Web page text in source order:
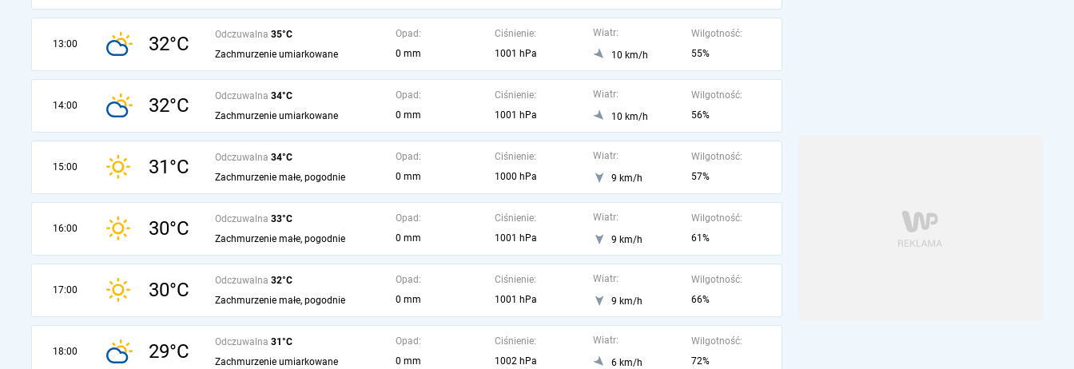
13:00 32°C Odczuwalna 35°C
Zachmurzenie umiarkowane
Opad:
0 mm
Ciśnienie:
1001 hPa
Wiatr:
10 km/h
Wilgotność:
55%
14:00 32°C Odczuwalna 34°C
Zachmurzenie umiarkowane
Opad:
0 mm
Ciśnienie:
1001 hPa
Wiatr:
10 km/h
Wilgotność:
56%
15:00 31°C Odczuwalna 34°C
Zachmurzenie małe, pogodnie
Opad:
0 mm
Ciśnienie:
1000 hPa
Wiatr:
9 km/h
Wilgotność:
57%
16:00 30°C Odczuwalna 33°C
Zachmurzenie małe, pogodnie
Opad:
0 mm
Ciśnienie:
1001 hPa
Wiatr:
9 km/h
Wilgotność:
61%
17:00 30°C Odczuwalna 32°C
Zachmurzenie małe, pogodnie
Opad:
0 mm
Ciśnienie:
1001 hPa
Wiatr:
9 km/h
Wilgotność:
66%
18:00 29°C Odczuwalna 31°C
Zachmurzenie umiarkowane
Opad:
0 mm
Ciśnienie:
1002 hPa
Wiatr:
6 km/h
Wilgotność:
72%